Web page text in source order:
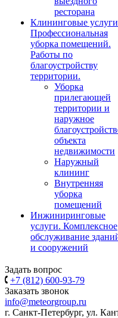
ресторана
Клининговые
Профессиональная
уборка помещений.
Работы по
благоустройству
территории.
Уборка
прилегающей
территории и
наружное
объекта
недвижимости
Наружный
клининг
Внутренняя
уборка
помещений
Инжиниринговые
услуги. Комплексное
обслуживание
и сооружений
Задать вопрос
+7 (812) 600-93-79
Заказать звонок
info@meteorgroup.ru
г. Санкт-Петербург, ул.